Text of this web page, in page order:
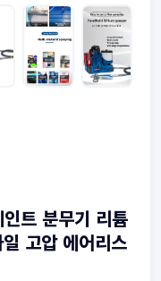
트 분무기 리튬
고압 에어리스